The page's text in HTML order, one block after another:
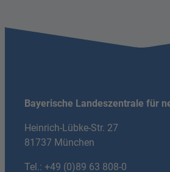
Bayerische Landeszentrale für
Heinrich-Lübke-Str. 27
81737 München
Tel.: +49 (0)89 63 808-0